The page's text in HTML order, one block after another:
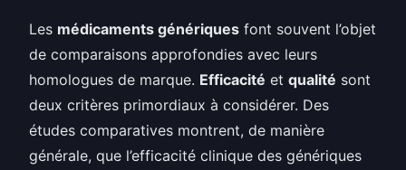
Les médicaments génériques font souvent l’objet
de comparaisons approfondies avec leurs
homologues de marque. Efficacité et qualité sont
deux critères primordiaux à considérer. Des
études comparatives montrent, de manière
générale, que l’efficacité clinique des génériques